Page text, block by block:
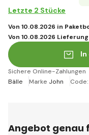
Letzte 2 Stücke
Von 10.08.2026 in
Von 10.08.2026
In
Sichere Online-Zahlungen
Bälle
Marke John Code:
Angebot genau